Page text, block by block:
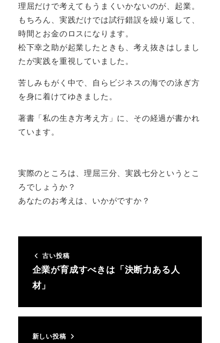
理屈だけで考えてもうまくいかないのが、起業。
もちろん、実践だけでは試行錯誤を繰り返して、
時間とお金のロスになります。
松下幸之助が起業したときも、考え抜きはしまし
たが実践を重視していました。
苦しみもがく中で、自らビジネスの海での泳ぎ方
を身に着けてゆきました。
著書「私の生き方考え方」に、その経過が書かれ
ています。
実際のところは、理屈三分、実践七分というとこ
ろでしょうか？
あなたのお考えは、いかがですか？
古い投稿
企業が育成すべきは「決断力ある人
材」
新しい投稿